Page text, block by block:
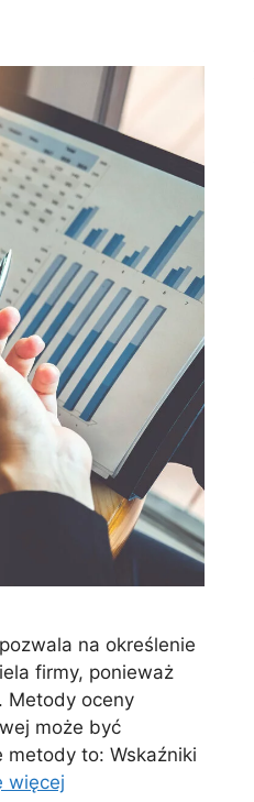
na określenie
firmy, ponieważ
Metody oceny
może być
to: Wskaźniki
więcej